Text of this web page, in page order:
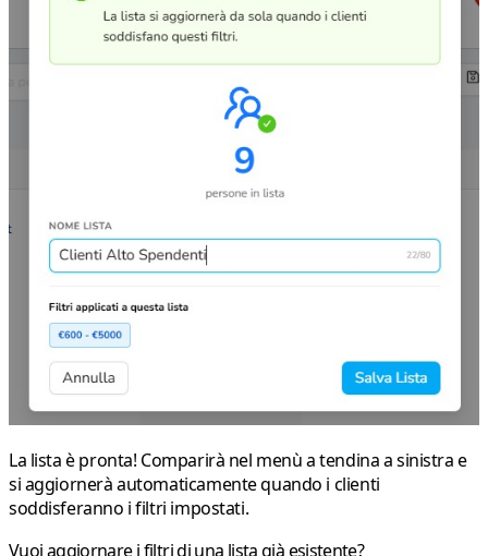
La lista è pronta! Comparirà nel menù a tendina a sinistra e
si aggiornerà automaticamente quando i clienti
soddisferanno i filtri impostati.
Vuoi aggiornare i filtri di una lista già esistente?